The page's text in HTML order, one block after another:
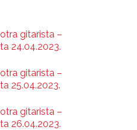
gitarista –
24.04.2023.
gitarista –
25.04.2023.
gitarista –
26.04.2023.